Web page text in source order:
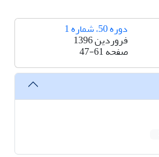
دوره 50، شماره 1
فروردین 1396
صفحه47-61